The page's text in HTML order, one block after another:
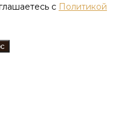
с Политикой